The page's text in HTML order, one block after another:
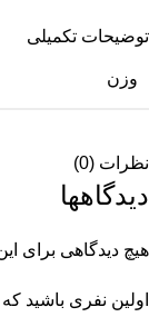
توضیحات تکمیلی
وزن
نظرات (0)
دیدگاهها
هیچ دیدگاهی برای
اولین نفری باشید